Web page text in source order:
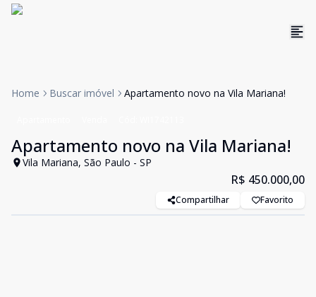
Home Buscar imóvel Apartamento novo na Vila Mariana!
Apartamento novo na Vila Mariana!
Vila Mariana, São Paulo - SP
R$ 450.000,00
Compartilhar Favorito